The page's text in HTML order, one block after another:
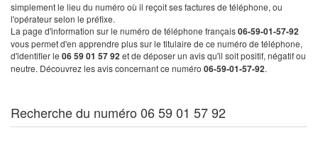
simplement le lieu du numéro où il reçoit ses factures de téléphone, ou
l'opérateur selon le préfixe.
La page d'information sur le numéro de téléphone français06-59-01-57-92
vous permet d'en apprendre plus sur le titulaire de ce numéro de téléphone,
d'identifier le 06 59 01 57 92et de déposer un avis qu'il soit positif, négatif ou
neutre. Découvrez les avis concernant ce numéro 06-59-01-57-92.
Recherche du numéro 06 59 01 57 92